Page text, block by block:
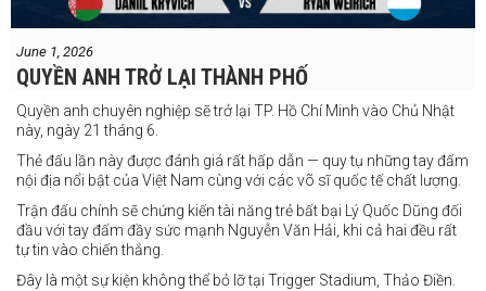
June 1, 2026
QUYỀN ANH TRỞ LẠI THÀNH PHỐ
Quyền anh chuyên nghiệp sẽ trở lại TP. Hồ Chí Minh vào Chủ Nhật
này, ngày 21 tháng 6.
Thẻ đấu lần này được đánh giá rất hấp dẫn — quy tụ những tay đấm
nội địa nổi bật của Việt Nam cùng với các võ sĩ quốc tế chất lượng.
Trận đấu chính sẽ chứng kiến tài năng trẻ bất bại Lý Quốc Dũng đối
đầu với tay đấm đầy sức mạnh Nguyễn Văn Hải, khi cả hai đều rất
tự tin vào chiến thắng.
Đây là một sự kiện không thể bỏ lỡ tại Trigger Stadium, Thảo Điền.